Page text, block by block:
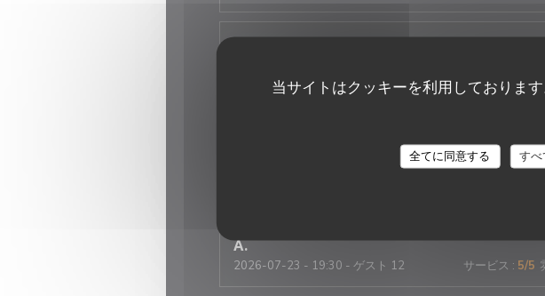
当サイトはクッキーを利用しておりま
全てに同意する す
A
2026-07-23 - 19:30 - ゲスト 12 サービス : 5/5